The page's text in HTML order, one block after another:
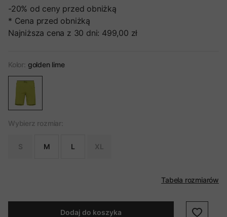
-20% od ceny przed obniżką
* Cena przed obniżką
Najniższa cena z 30 dni: 499,00 zł
Kolor: golden lime
Wybierz rozmiar:
S M L XL
Tabela rozmiarów
Dodaj do koszyka